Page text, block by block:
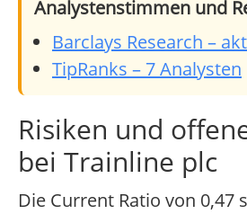
Analystenstimmen und
Barclays Research –
TipRanks – 7 Analysten
Risiken und
bei Trainline plc
Die Current Ratio von 0,47